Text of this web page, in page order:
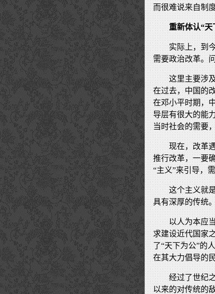
而很难说来自制
重新体认“天
实际上，到
需要政治改革。
这里主要涉
在过去，中国的
在邓小平时期，
导层有很大的能
当时社会的需要
现在，改革
推行改革，一要
“主义”来引导，
这个主义就
具有深厚的传统
以人为本应
求建设近代国家
了“天下为公”的
在其大力倡导的
经过了世纪
以来的对传统的